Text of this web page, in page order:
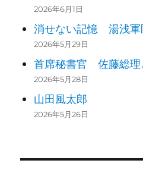
2026年6月1日
消せない記憶 湯浅軍
2026年5月29日
首席秘書官 佐藤総理
2026年5月28日
山田風太郎
2026年5月26日